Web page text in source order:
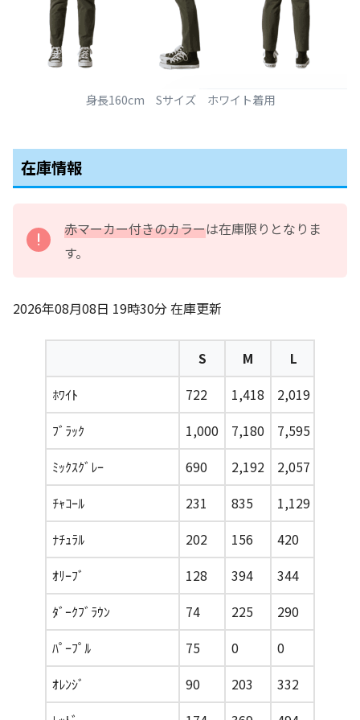
身長160cm Sサイズ ホワイト着用
在庫情報
赤マーカー付きのカラーは在庫限りとなりま
す。
2026年08月08日 19時30分在庫更新
S M L
ﾎﾜｲﾄ
722 1,418 2,019
ﾌﾞﾗｯｸ
1,000 7,180 7,595
ﾐｯｸｽｸﾞﾚｰ
690 2,192 2,057
ﾁｬｺｰﾙ
231 835 1,129
ﾅﾁｭﾗﾙ
202 156 420
ｵﾘｰﾌﾞ
128 394 344
ﾀﾞｰｸﾌﾞﾗｳﾝ
74 225 290
ﾊﾟｰﾌﾟﾙ
75 0 0
ｵﾚﾝｼﾞ
90 203 332